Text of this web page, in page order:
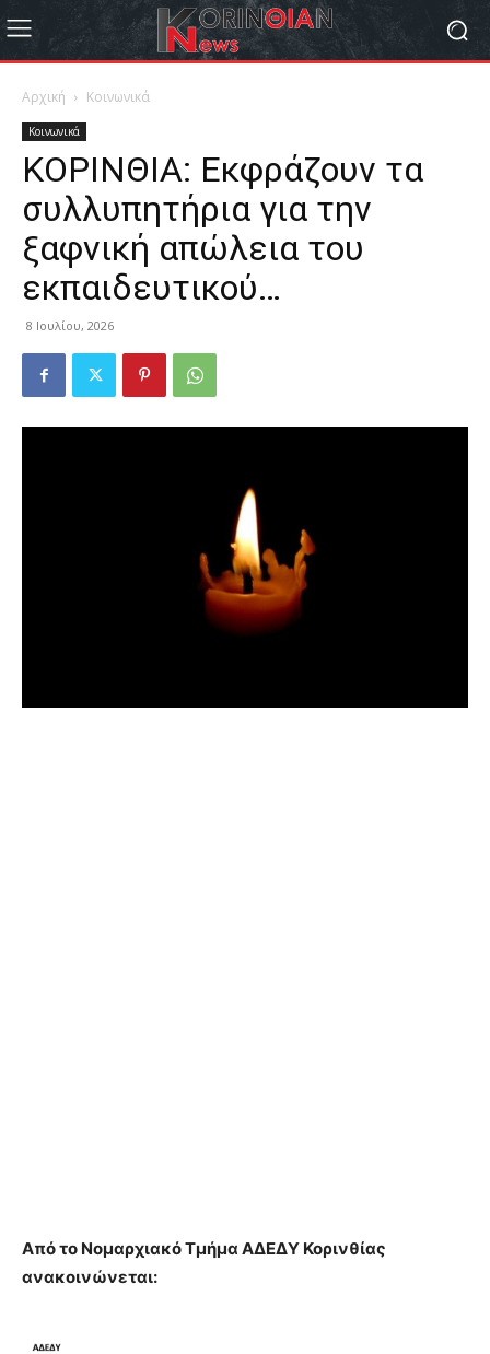
Αρχική Κοινωνικά
Κοινωνικά
ΚΟΡΙΝΘΙΑ: Εκφράζουν τα
συλλυπητήρια για την
ξαφνική απώλεια του
εκπαιδευτικού…
8 Ιουλίου, 2026
Από το Νομαρχιακό Τμήμα ΑΔΕΔΥ Κορινθίας
ανακοινώνεται: